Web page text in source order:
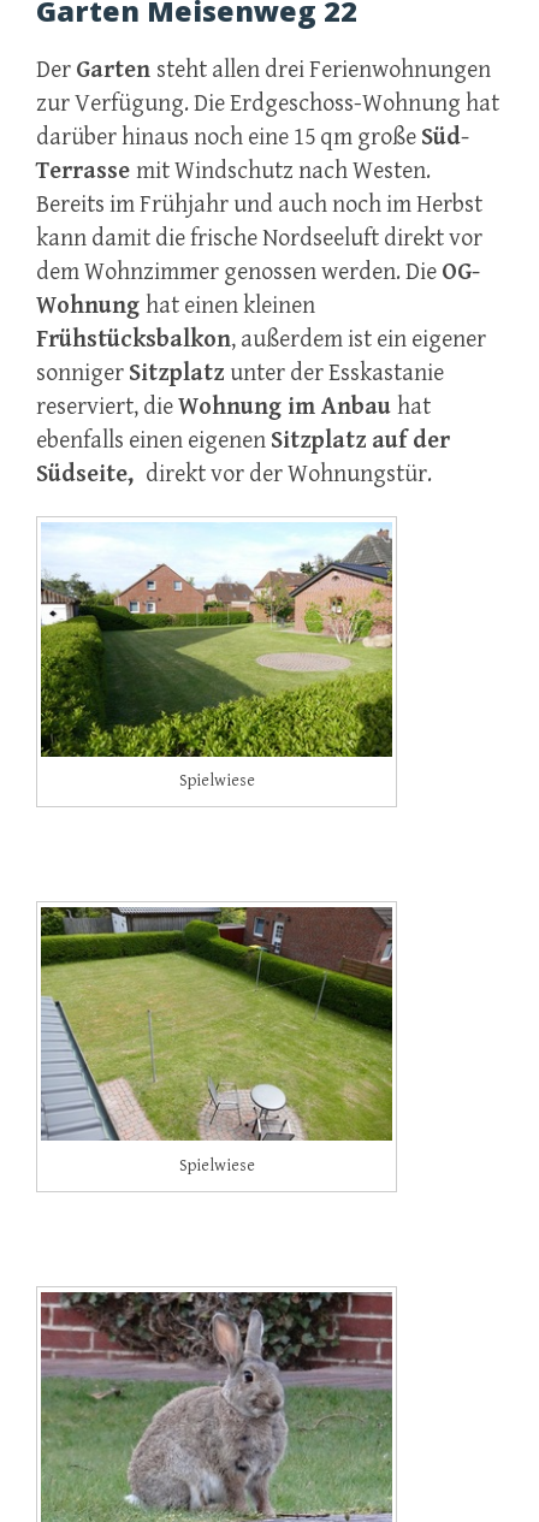
Garten Meisenweg 22
Der Garten steht allen drei Ferienwohnungen
zur Verfügung. Die Erdgeschoss-Wohnung hat
darüber hinaus noch eine 15 qm große Süd-
Terrasse mit Windschutz nach Westen.
Bereits im Frühjahr und auch noch im Herbst
kann damit die frische Nordseeluft direkt vor
dem Wohnzimmer genossen werden. Die OG-
Wohnung hat einen kleinen
Frühstücksbalkon, außerdem ist ein eigener
sonniger Sitzplatz unter der Esskastanie
reserviert, dieWohnung im Anbau hat
ebenfalls einen eigenen Sitzplatz auf der
Südseite, direkt vor der Wohnungstür.
Spielwiese
Spielwiese